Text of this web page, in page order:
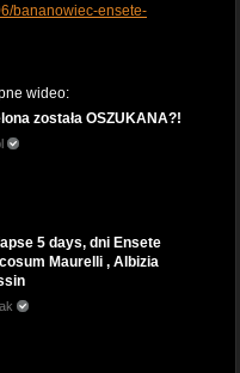
bananowiec-ensete-
wideo:
została OSZUKANA?!
5 days, dni Ensete
Maurelli , Albizia